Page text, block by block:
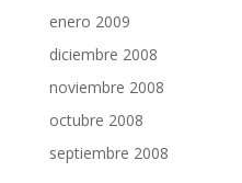
enero 2009
diciembre 2008
noviembre 2008
octubre 2008
septiembre 2008